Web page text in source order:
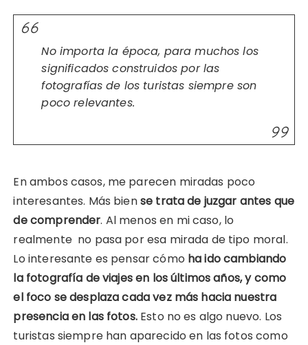
No importa la época, para muchos los
significados construidos por las
fotografías de los turistas siempre son
poco relevantes.
En ambos casos, me parecen miradas poco
interesantes. Más biense trata de juzgar antes que
de comprender. Al menos en mi caso, lo
realmente no pasa por esa mirada de tipo moral.
Lo interesante es pensar cómo ha ido cambiando
la fotografía de viajes en los últimos años, y como
el foco se desplaza cada vez más hacia nuestra
presencia en las fotos.Esto no es algo nuevo. Los
turistas siempre han aparecido en las fotos como